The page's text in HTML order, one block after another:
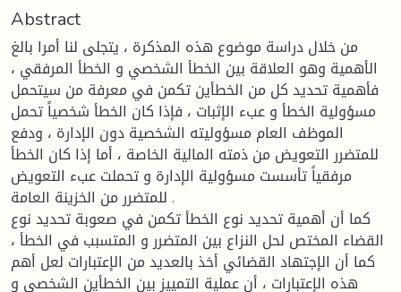
Abstract
من خلال دراسة موضوع هذه المذكرة ، يتجلى لنا أمرا بالغ
الأهمية وهو العلاقة بين الخطأ الشخصي و الخطأ المرفقي ،
فأهمية تحديد كل من الخطأين تكمن في معرفة من سيتحمل
مسؤولية الخطأ و عبء الإثبات ، فإذا كان الخطأ شخصياً تحمل
الموظف العام مسؤوليته الشخصية دون الإدارة ، ودفع
للمتضرر التعويض من ذمته المالية الخاصة ، أما إذا كان الخطأ
مرفقياً تأسست مسؤولية الإدارة و تحملت عبء التعويض
للمتضرر من الخزينة العامة .
كما أن أهمية تحديد نوع الخطأ تكمن في صعوبة تحديد نوع
القضاء المختص لحل النزاع بين المتضرر و المتسبب في الخطأ ،
كما أن الإجتهاد القضائي أخذ بالعديد من الإعتبارات لعل أهم
هذه الإعتبارات ، أن عملية التمييز بين الخطأين الشخصي و